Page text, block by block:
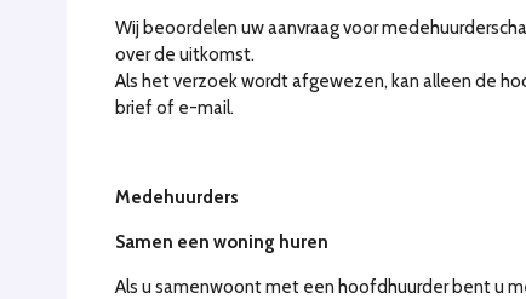
Wij beoordelen uw aanvraag voor
over de uitkomst.
Als het verzoek wordt afgewezen, kan alleen de
brief of e-mail.
Medehuurders
Samen een woning huren
Als u samenwoont met een hoofdhuurder bent u